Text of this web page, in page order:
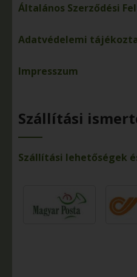
Általános Szerződési
Adatvédelemi
Impresszum
Szállítási
Szállítási lehetőségek